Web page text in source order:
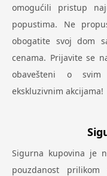
omogućili pristup
popustima. Ne
obogatite svoj dom
cenama. Prijavite se
obavešteni o
ekskluzivnim akcijama!
Sigurna kupovina je
pouzdanost